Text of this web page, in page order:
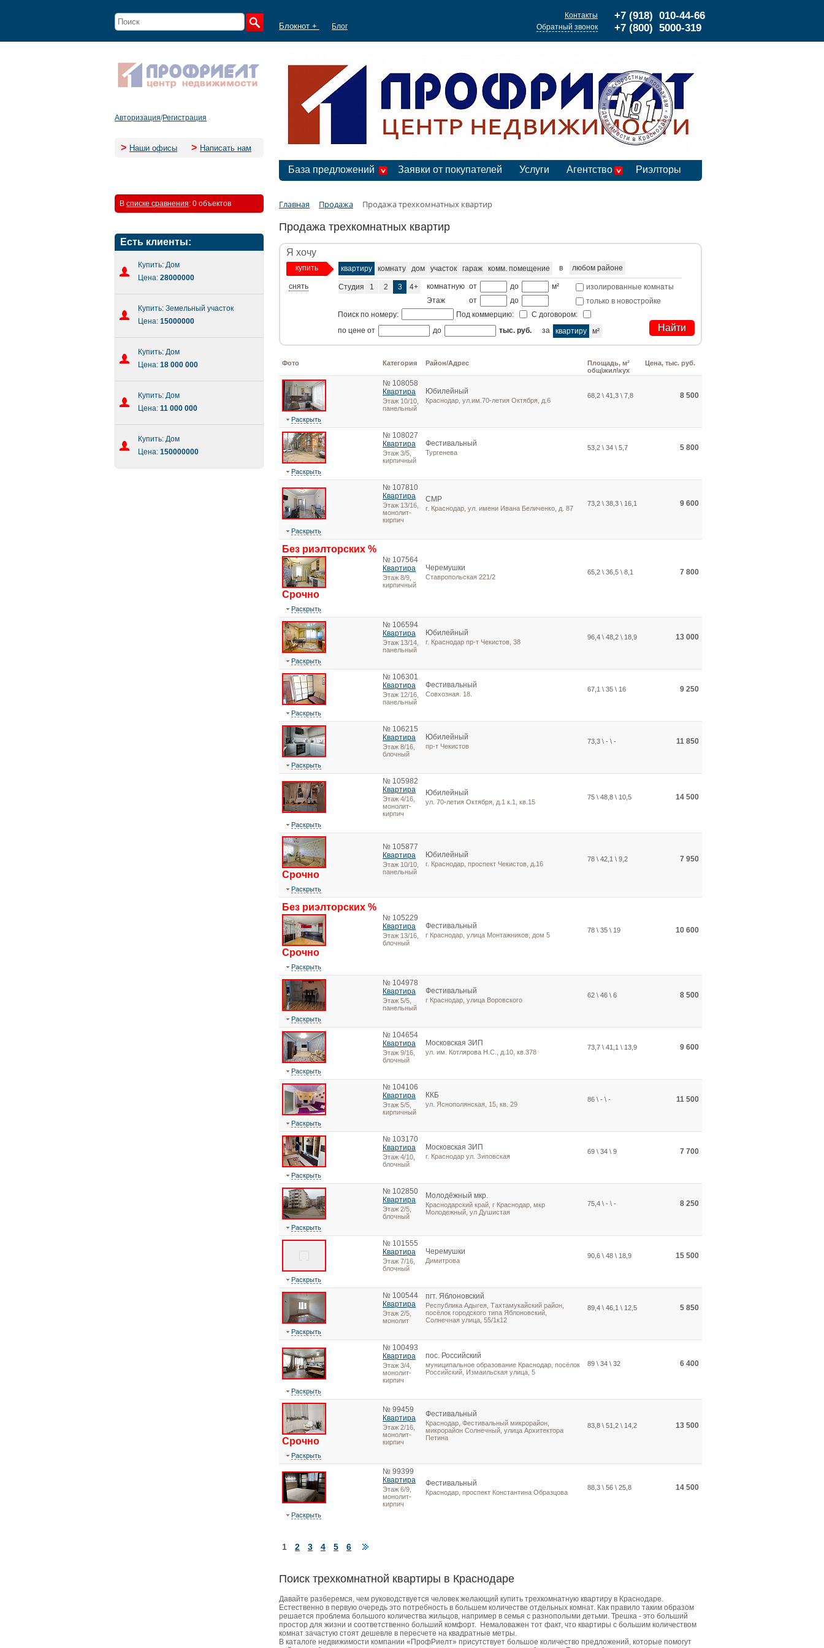
Блокнот + Блог
+7 (918) 010-44-66
+7 (800) 5000-319
Контакты
Обратный звонок
Авторизация/Регистрация
> Наши офисы > Написать нам
База предложений Заявки от покупателей Услуги Агентство Риэлторы
В списке сравнения: 0 объектов
Есть клиенты:
Купить: Дом
Цена: 28000000
Купить: Земельный участок
Цена: 15000000
Купить: Дом
Цена: 18 000 000
Купить: Дом
Цена: 11 000 000
Купить: Дом
Цена: 150000000
Главная Продажа Продажа трехкомнатных квартир
Продажа трехкомнатных квартир
Я хочу
купить
снять
квартиру комнату дом участок гараж комм. помещение в любом районе
Студия 1 2 3 4+ комнатную от до м²
изолированные комнаты
Этаж
от до
только в новостройке
Поиск по номеру:
Под коммерцию:
С договором:
по цене от
до тыс. руб. за квартиру м²
Фото Категория Район/Адрес
Площадь, м²
общ\жил\кух
Цена, тыс. руб.
№ 108058
Квартира
Этаж 10/10,
панельный
Юбилейный
Краснодар, ул.им.70-летия Октября, д.6
68,2 \ 41,3 \ 7,8 8 500
Раскрыть
№ 108027
Квартира
Этаж 3/5,
кирпичный
Фестивальный
Тургенева
53,2 \ 34 \ 5,7 5 800
Раскрыть
№ 107810
Квартира
Этаж 13/16,
монолит-
кирпич
СМР
г. Краснодар, ул. имени Ивана Беличенко, д. 87
73,2 \ 38,3 \ 16,1 9 600
Раскрыть
Без риэлторских %
Срочно
№ 107564
Квартира
Этаж 8/9,
кирпичный
Черемушки
Ставропольская 221/2
65,2 \ 36,5 \ 8,1 7 800
Раскрыть
№ 106594
Квартира
Этаж 13/14,
панельный
Юбилейный
г. Краснодар пр-т Чекистов, 38
96,4 \ 48,2 \ 18,9 13 000
Раскрыть
№ 106301
Квартира
Этаж 12/16,
панельный
Фестивальный
Совхозная. 18.
67,1 \ 35 \ 16 9 250
Раскрыть
№ 106215
Квартира
Этаж 8/16,
блочный
Юбилейный
пр-т Чекистов
73,3 \ - \ - 11 850
Раскрыть
№ 105982
Квартира
Этаж 4/16,
монолит-
кирпич
Юбилейный
ул. 70-летия Октября, д.1 к.1, кв.15
75 \ 48,8 \ 10,5 14 500
Раскрыть
Срочно
№ 105877
Квартира
Этаж 10/10,
панельный
Юбилейный
г. Краснодар, проспект Чекистов, д.16
78 \ 42,1 \ 9,2 7 950
Раскрыть
Без риэлторских %
Срочно
№ 105229
Квартира
Этаж 13/16,
блочный
Фестивальный
г Краснодар, улица Монтажников, дом 5
78 \ 35 \ 19 10 600
Раскрыть
№ 104978
Квартира
Этаж 5/5,
панельный
Фестивальный
г Краснодар, улица Воровского
62 \ 46 \ 6 8 500
Раскрыть
№ 104654
Квартира
Этаж 9/16,
блочный
Московская ЗИП
ул. им. Котлярова Н.С., д.10, кв.378
73,7 \ 41,1 \ 13,9 9 600
Раскрыть
№ 104106
Квартира
Этаж 5/5,
кирпичный
ККБ
ул. Яснополянская, 15, кв. 29
86 \ - \ - 11 500
Раскрыть
№ 103170
Квартира
Этаж 4/10,
блочный
Московская ЗИП
г. Краснодар ул. Зиповская
69 \ 34 \ 9 7 700
Раскрыть
№ 102850
Квартира
Этаж 2/5,
блочный
Молодёжный мкр.
Краснодарский край, г Краснодар, мкр
Молодежный, ул Душистая
75,4 \ - \ - 8 250
Раскрыть
№ 101555
Квартира
Этаж 7/16,
блочный
Черемушки
Димитрова
90,6 \ 48 \ 18,9 15 500
Раскрыть
№ 100544
Квартира
Этаж 2/5,
монолит
пгт. Яблоновский
Республика Адыгея, Тахтамукайский район,
посёлок городского типа Яблоновский,
Солнечная улица, 55/1к12
89,4 \ 46,1 \ 12,5 5 850
Раскрыть
№ 100493
Квартира
Этаж 3/4,
монолит-
кирпич
пос. Российский
муниципальное образование Краснодар, посёлок
Российский, Измаильская улица, 5
89 \ 34 \ 32 6 400
Раскрыть
Срочно
№ 99459
Квартира
Этаж 2/16,
монолит-
кирпич
Фестивальный
Краснодар, Фестивальный микрорайон,
микрорайон Солнечный, улица Архитектора
Петина
83,8 \ 51,2 \ 14,2 13 500
Раскрыть
№ 99399
Квартира
Этаж 6/9,
монолит-
кирпич
Фестивальный
Краснодар, проспект Константина Образцова
88,3 \ 56 \ 25,8 14 500
Раскрыть
1 2 3 4 5 6
Поиск трехкомнатной квартиры в Краснодаре
Давайте разберемся, чем руководствуется человек желающий купить трехкомнатную квартиру в Краснодаре.
Естественно в первую очередь это потребность в большем количестве отдельных комнат. Как правило таким образом
решается проблема большого количества жильцов, например в семья с разнополыми детьми. Трешка - это больший
простор для жизни и соответственно больший комфорт. Немаловажен тот факт, что квартиры с большим количеством
комнат зачастую стоят дешевле в пересчете на квадратные метры.
В каталоге недвижимости компании «ПрофРиелт» присутствует большое количество предложений, которые помогут